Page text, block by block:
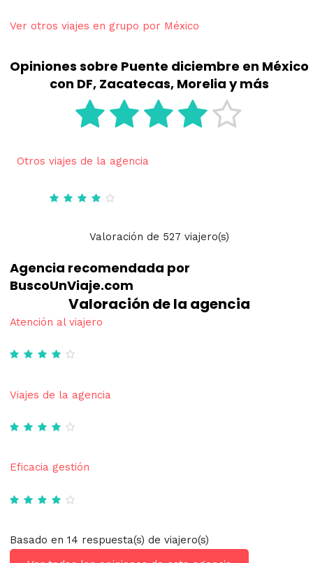
Ver otros viajes en grupo por México
Opiniones sobre Puente diciembre en México
con DF, Zacatecas, Morelia y más
Otros viajes de la agencia
Valoración de 527 viajero(s)
Agencia recomendada por
BuscoUnViaje.com
Valoración de la agencia
Atención al viajero
Viajes de la agencia
Eficacia gestión
Basado en 14 respuesta(s) de viajero(s)